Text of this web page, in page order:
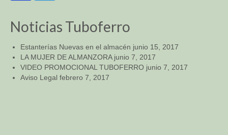
Noticias Tuboferro
Estanterías Nuevas en el almacén junio 15, 2017
LA MUJER DE ALMANZORA junio 7, 2017
VIDEO PROMOCIONAL TUBOFERRO junio 7, 2017
Aviso Legal febrero 7, 2017